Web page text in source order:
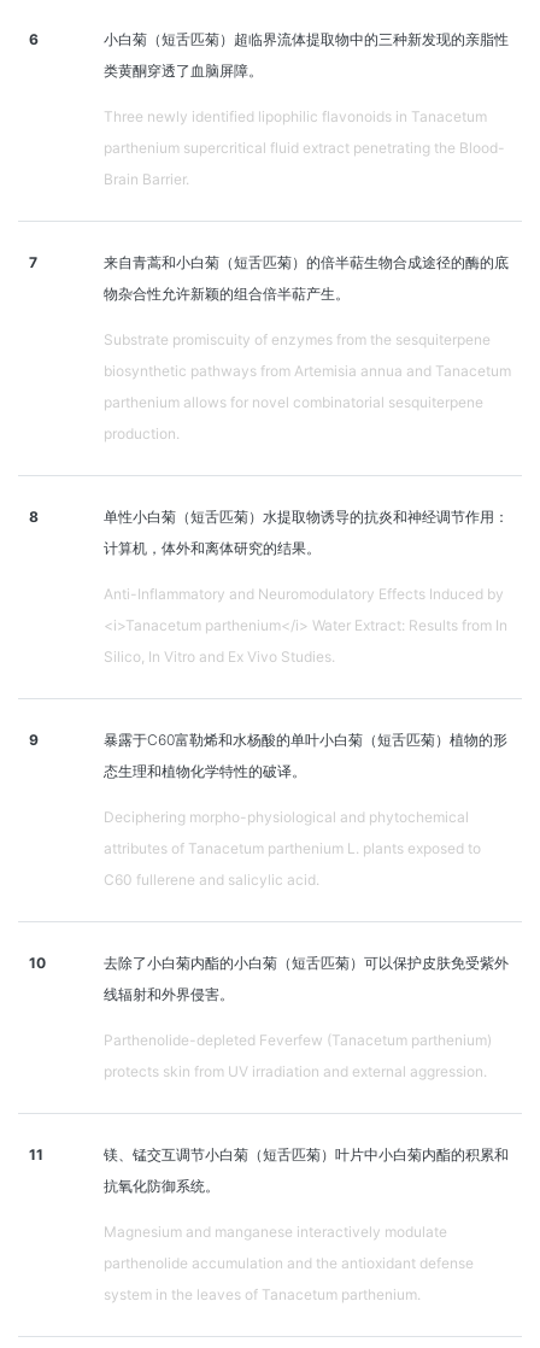
6
小白菊（短舌匹菊）超临界流体提取物中的三种新发现的亲脂性
类黄酮穿透了血脑屏障。
Three newly identified lipophilic flavonoids in Tanacetum
parthenium supercritical fluid extract penetrating the Blood-
Brain Barrier.
7
来自青蒿和小白菊（短舌匹菊）的倍半萜生物合成途径的酶的底
物杂合性允许新颖的组合倍半萜产生。
Substrate promiscuity of enzymes from the sesquiterpene
biosynthetic pathways from Artemisia annua and Tanacetum
parthenium allows for novel combinatorial sesquiterpene
production.
8
单性小白菊（短舌匹菊）水提取物诱导的抗炎和神经调节作用：
计算机，体外和离体研究的结果。
Anti-Inflammatory and Neuromodulatory Effects Induced by
<i>Tanacetum parthenium</i> Water Extract: Results from In
Silico, In Vitro and Ex Vivo Studies.
9
暴露于C60富勒烯和水杨酸的单叶小白菊（短舌匹菊）植物的形
态生理和植物化学特性的破译。
Deciphering morpho-physiological and phytochemical
attributes of Tanacetum parthenium L. plants exposed to
C60 fullerene and salicylic acid.
10
去除了小白菊内酯的小白菊（短舌匹菊）可以保护皮肤免受紫外
线辐射和外界侵害。
Parthenolide-depleted Feverfew (Tanacetum parthenium)
protects skin from UV irradiation and external aggression.
11
镁、锰交互调节小白菊（短舌匹菊）叶片中小白菊内酯的积累和
抗氧化防御系统。
Magnesium and manganese interactively modulate
parthenolide accumulation and the antioxidant defense
system in the leaves of Tanacetum parthenium.